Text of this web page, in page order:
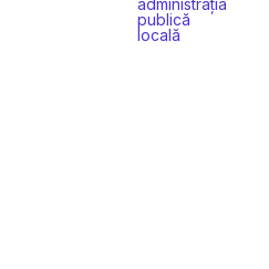
administrația
publică
locală